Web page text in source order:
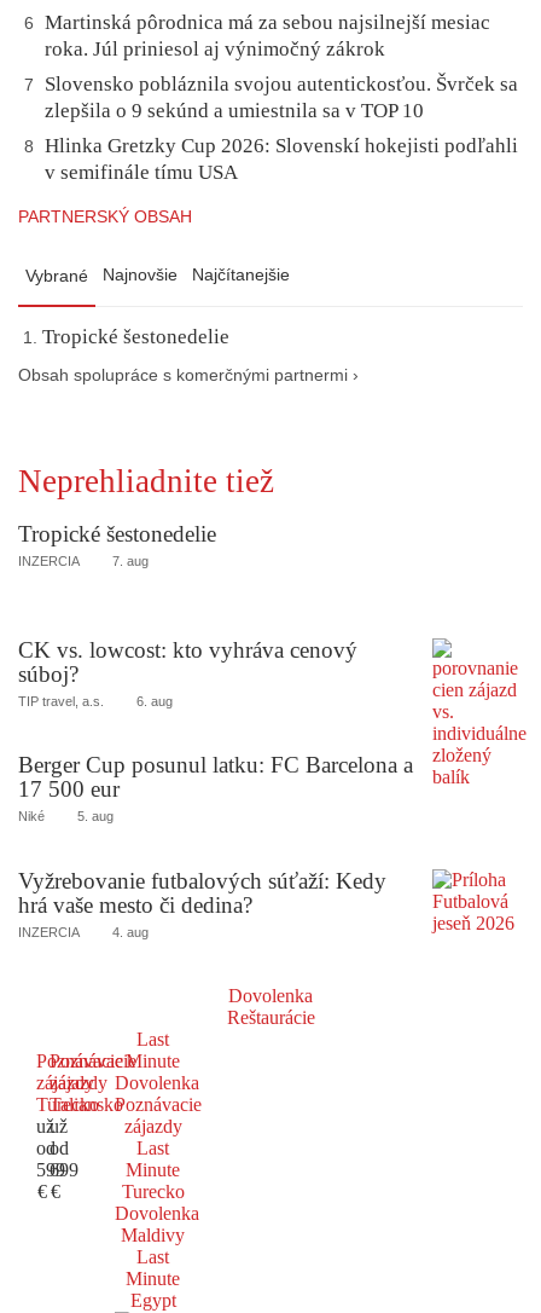
6
Martinská pôrodnica má za sebou najsilnejší mesiac
roka. Júl priniesol aj výnimočný zákrok
7
Slovensko pobláznila svojou autentickosťou. Švrček sa
zlepšila o 9 sekúnd a umiestnila sa v TOP 10
8
Hlinka Gretzky Cup 2026: Slovenskí hokejisti podľahli
v semifinále tímu USA
PARTNERSKÝ OBSAH
Vybrané Najnovšie Najčítanejšie
Tropické šestonedelie
Obsah spolupráce s komerčnými partnermi ›
Neprehliadnite tiež
Tropické šestonedelie
INZERCIA 7. aug
CK vs. lowcost: kto vyhráva cenový
súboj?
TIP travel, a.s. 6. aug
Berger Cup posunul latku: FC Barcelona a
17 500 eur
Niké 5. aug
Vyžrebovanie futbalových súťaží: Kedy
hrá vaše mesto či dedina?
INZERCIA 4. aug
Dovolenka
Reštaurácie
Poznávacie
zájazdy
Turecko
už
od
599
€
Poznávacie
zájazdy
Taliansko
už
od
699
€
Last
Minute
Dovolenka
Poznávacie
zájazdy
Last
Minute
Turecko
Dovolenka
Maldivy
Last
Minute
Egypt